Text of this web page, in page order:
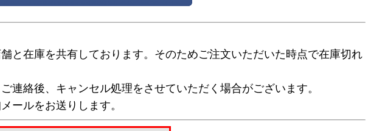
と在庫を共有しております。そのためご注文いただいた時点で在庫切れ
連絡後、キャンセル処理をさせていただく場合がございます。
ールをお送りします。